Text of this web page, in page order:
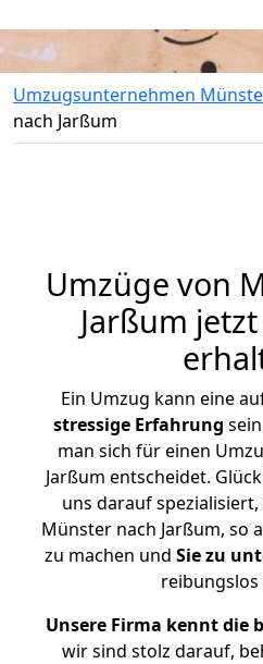
Umzugsunternehmen
nach Jarßum
Umzüge von
Jarßum
Ein Umzug kann eine
stressige Erfahrung
man sich für einen
Jarßum entscheidet.
uns darauf
Münster nach Jarßum, so
zu machen und Sie zu
Unsere Firma kennt die
wir sind stolz darauf,